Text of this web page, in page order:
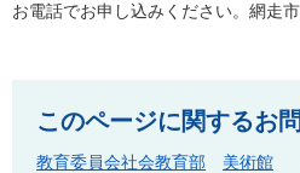
お電話でお申し込みください。網走
このページに関するお
教育委員会社会教育部 美術館